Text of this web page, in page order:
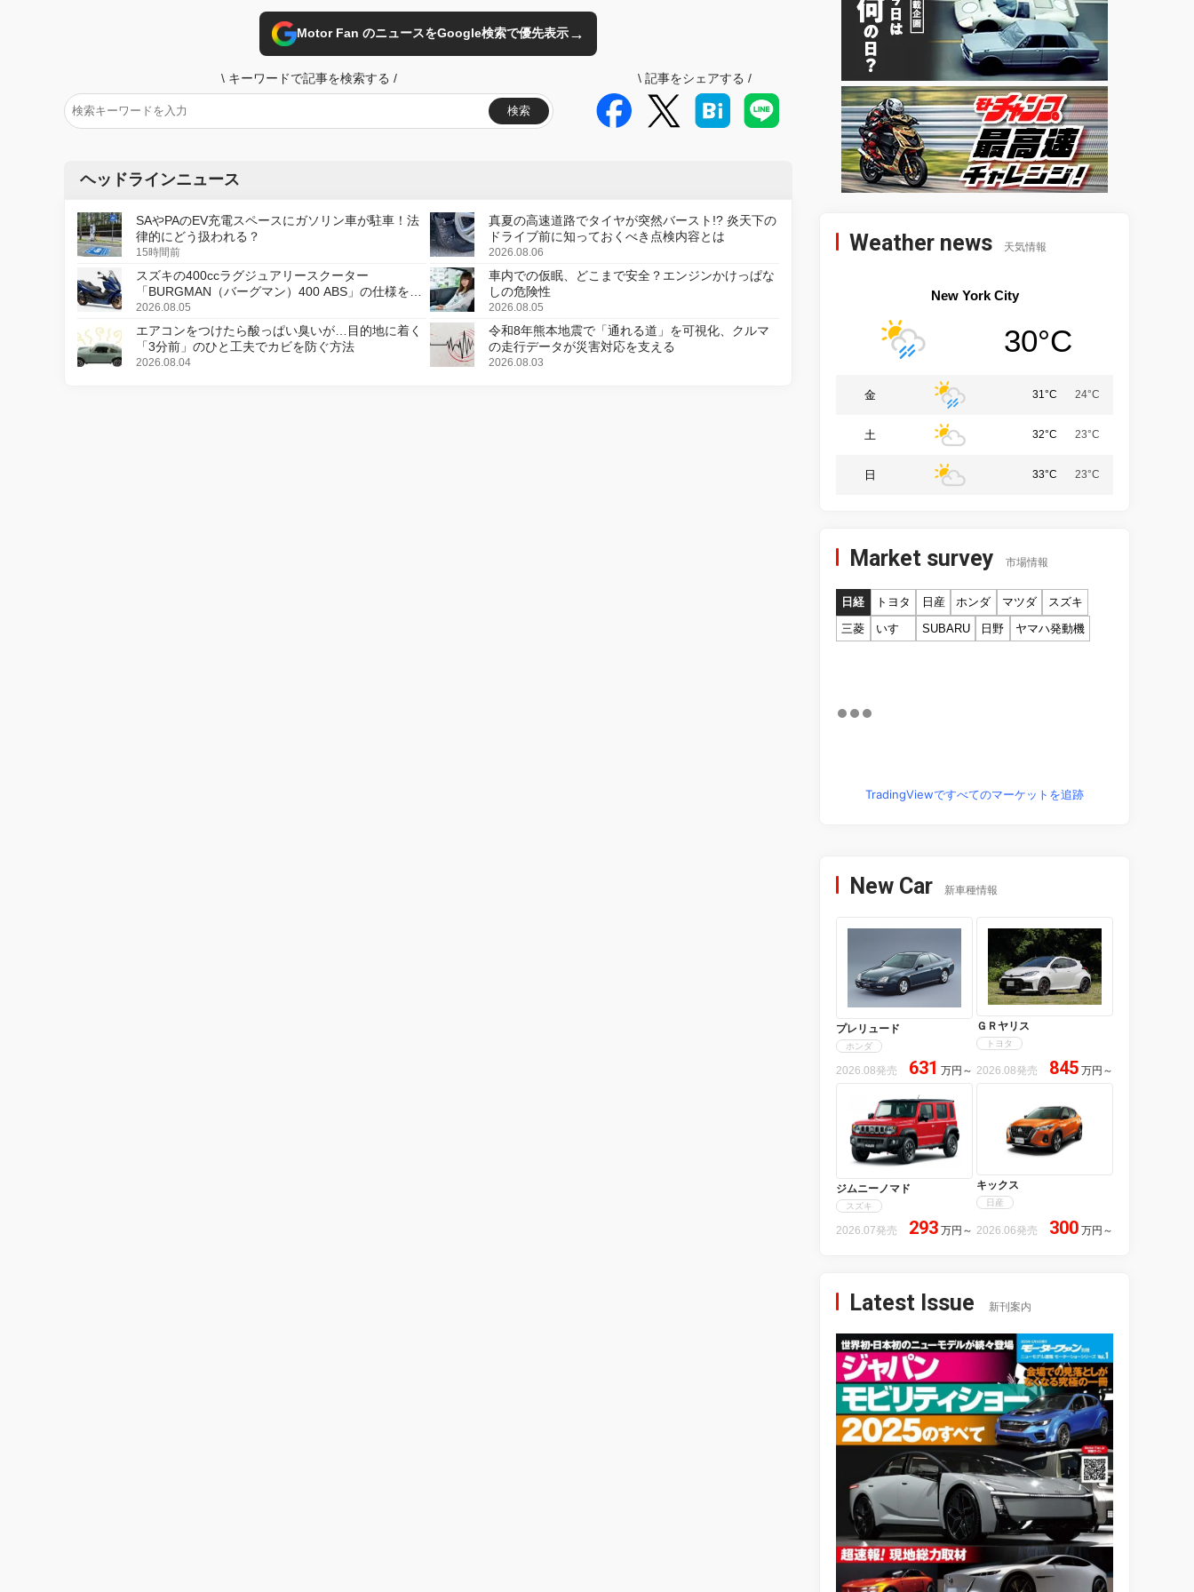
Motor Fan のニュースをGoogle検索で優先表示→
\ キーワードで記事を検索する /
検索
\ 記事をシェアする /
ヘッドラインニュース
SAやPAのEV充電スペースにガソリン車が駐車！法
律的にどう扱われる？
15時間前
真夏の高速道路でタイヤが突然バースト!? 炎天下の
ドライブ前に知っておくべき点検内容とは
2026.08.06
スズキの400ccラグジュアリースクーター
「BURGMAN（バーグマン）400 ABS」の仕様を変
更し、8月18日に発売
2026.08.05
車内での仮眠、どこまで安全？エンジンかけっぱな
しの危険性
2026.08.05
エアコンをつけたら酸っぱい臭いが…目的地に着く
「3分前」のひと工夫でカビを防ぐ方法
2026.08.04
令和8年熊本地震で「通れる道」を可視化、クルマ
の走行データが災害対応を支える
2026.08.03
Weather news 天気情報
New York City
30°C
金 31°C 24°C
土 32°C 23°C
日 33°C 23°C
Market survey 市場情報
日経 トヨタ 日産 ホンダ マツダ
スズキ
三菱
いすゞ SUBARU 日野 ヤマハ発動機
TradingViewですべてのマーケットを追跡
New Car 新車種情報
プレリュード
ホンダ
2026.08発売 631 万円 ～
ＧＲヤリス
トヨタ
2026.08発売 845 万円 ～
ジムニーノマド
スズキ
2026.07発売 293 万円 ～
キックス
日産
2026.06発売 300 万円 ～
Latest Issue 新刊案内